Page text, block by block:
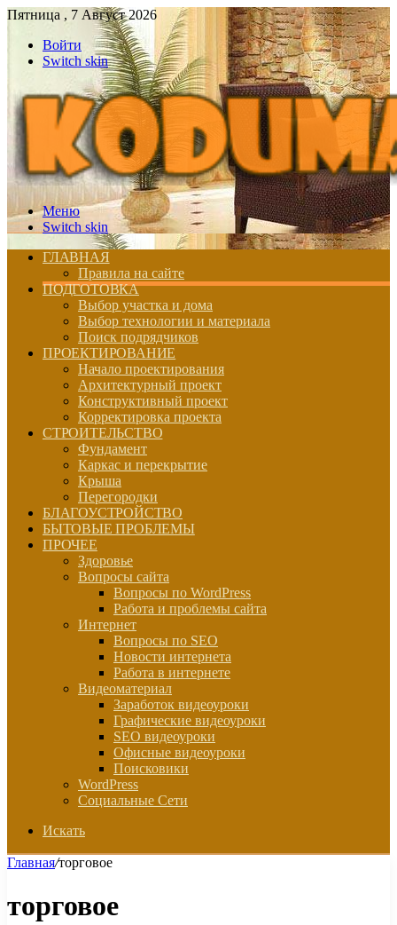
Пятница , 7 Август 2026
Войти
Switch skin
Меню
Switch skin
ГЛАВНАЯ
Правила на сайте
ПОДГОТОВКА
Выбор участка и дома
Выбор технологии и материала
Поиск подрядчиков
ПРОЕКТИРОВАНИЕ
Начало проектирования
Архитектурный проект
Конструктивный проект
Корректировка проекта
СТРОИТЕЛЬСТВО
Фундамент
Каркас и перекрытие
Крыша
Перегородки
БЛАГОУСТРОЙСТВО
БЫТОВЫЕ ПРОБЛЕМЫ
ПРОЧЕЕ
Здоровье
Вопросы сайта
Вопросы по WordPress
Работа и проблемы сайта
Интернет
Вопросы по SEO
Новости интернета
Работа в интернете
Видеоматериал
Заработок видеоуроки
Графические видеоуроки
SEO видеоуроки
Офисные видеоуроки
Поисковики
WordPress
Социальные Сети
Искать
Главная/торговое
торговое